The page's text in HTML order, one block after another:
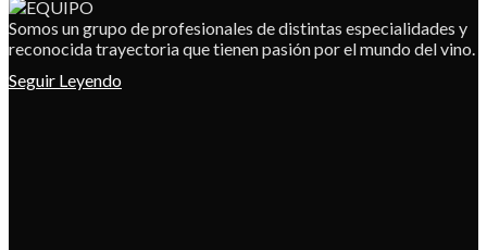
Somos un grupo de profesionales de distintas especialidades y
reconocida trayectoria que tienen pasión por el mundo del vino.
Seguir Leyendo